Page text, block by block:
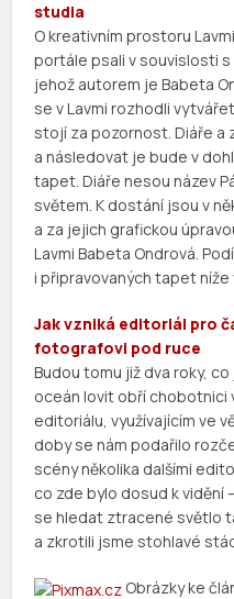
studia
O kreativním prostoru
portále psali v souvislosti s
jehož autorem je Babeta
se v Lavmi rozhodli
stojí za pozornost. Diáře a
a následovat je bude v
tapet. Diáře nesou název
světem. K dostání jsou v
a za jejich grafickou
Lavmi Babeta Ondrová.
i připravovaných tapet níže
Jak vzniká editoriál pro
fotografovi pod ruce
Budou tomu již dva roky,
oceán lovit obří chobotnici
editoriálu, využívajícím ve
doby se nám podařilo
scény několika dalšími
co zde bylo dosud k vidění
se hledat ztracené světlo
a zkrotili jsme stohlavé
Obrázky ke